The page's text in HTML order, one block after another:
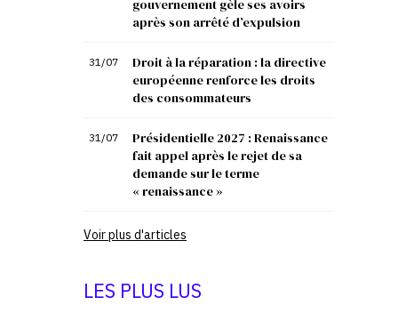
gouvernement gèle ses avoirs
après son arrêté d’expulsion
31/07
Droit à la réparation : la directive
européenne renforce les droits
des consommateurs
31/07
Présidentielle 2027 : Renaissance
fait appel après le rejet de sa
demande sur le terme
« renaissance »
Voir plus d'articles
LES PLUS LUS